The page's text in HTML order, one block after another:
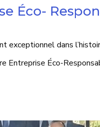
Éco-
exceptionnel dans
Entreprise Éco-